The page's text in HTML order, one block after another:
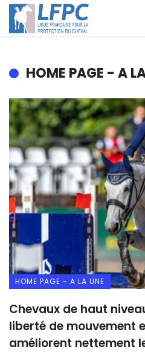
HOME PAGE - A
HOME PAGE - A LA UNE
Chevaux de haut
liberté de mouvement
améliorent nettement